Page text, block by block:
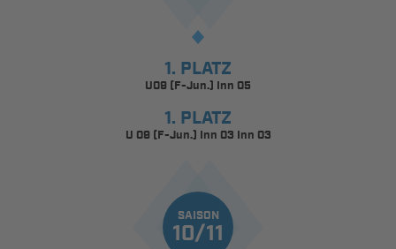
1. PLATZ
U09 (F-Jun.) Inn 05
1. PLATZ
U 09 (F-Jun.) Inn 03 Inn 03
SAISON
10/11